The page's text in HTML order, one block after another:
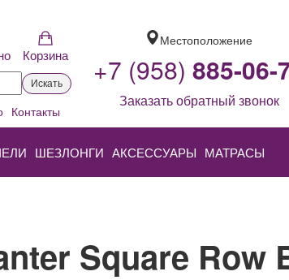
Корзина
Искать
Местоположение
+7 (958) 885-06-
Заказать обратный звонок
Контакты
ШЕЗЛОНГИ АКСЕССУАРЫ МАТРАСЫ
Square Row